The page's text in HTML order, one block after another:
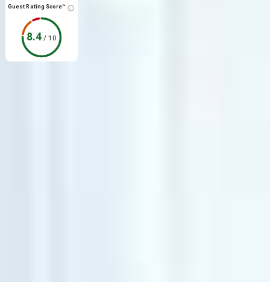
Guest Rating Score™
8.4/10